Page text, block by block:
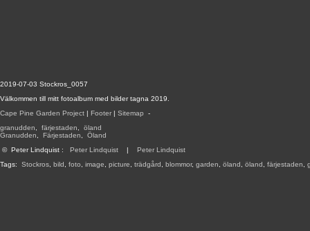
2019-07-03 Stockros_0057
Välkommen till mitt fotoalbum med bilder tagna 2019.
Cape Pine Garden Project | Footer | Sitemap -
granudden
färjestaden
öland
Granudden
Färjestaden
Öland
© Peter Lindquist : Peter Lindquist | Peter Lindquist
Tags: Stockros bild foto image picture trädgård blommor, garden öland öland färjestaden